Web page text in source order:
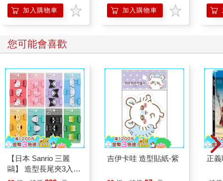
加入購物車 加入購物車
您可能會喜歡
【日本 Sanrio 三麗
鷗】 造型長尾夾3入組
吉伊卡哇 造型貼紙-紫 正